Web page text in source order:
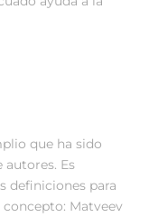
que ha sido
Es
definiciones para
Matveev